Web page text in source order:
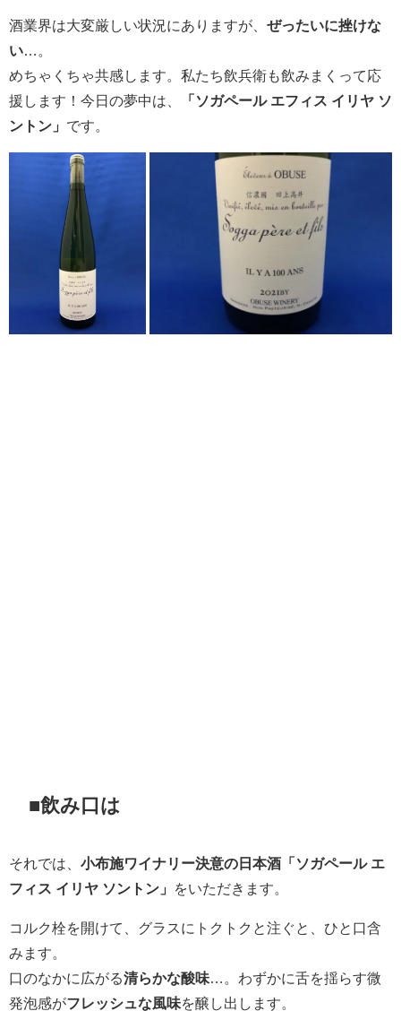
酒業界は大変厳しい状況にありますが、 ぜったいに挫けな
い
めちゃくちゃ共感します。私たち飲兵衛も飲みまくって応
援します！今日の夢中は、
「ソガペール エフィス イリヤ ソ
ントン」 です。
■飲み口は
それでは、 小布施ワイナリー決意の日本酒「ソガペール エ
フィス イリヤ ソントン」
をいただきます。
コルク栓を開けて、グラスにトクトクと注ぐと、ひと口含
みます。
口のなかに広がる清らかな酸味 …。わずかに舌を揺らす微
発泡感がフレッシュな風味を醸し出します。